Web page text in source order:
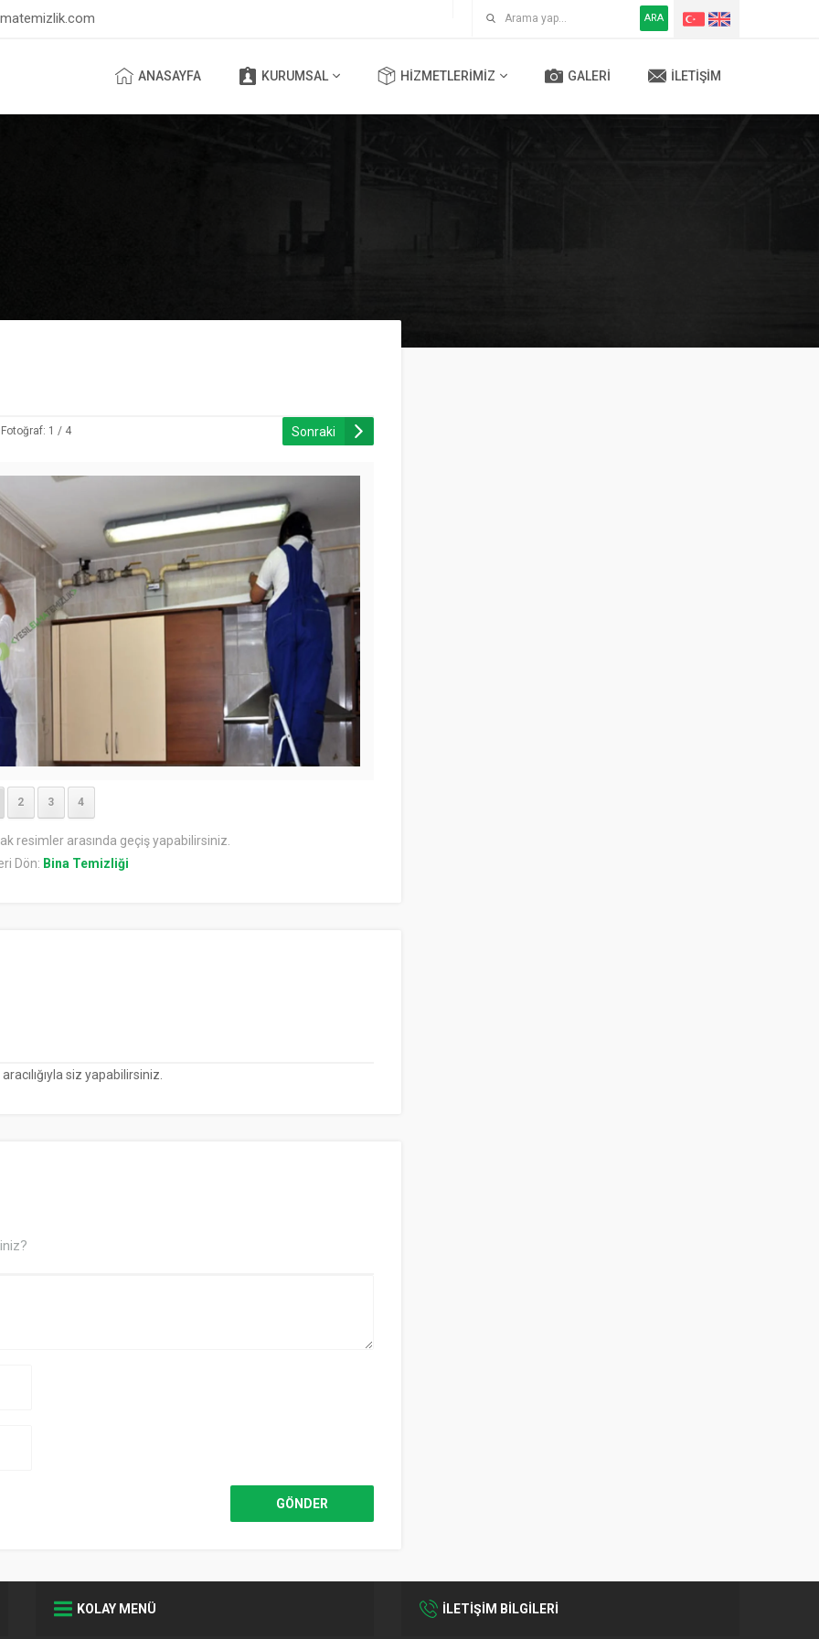
ARA
ANASAYFA KURUMSAL HIZMETLERIMIZ GALERI İLETIŞIM
Fotoğraf: 1 / 4 Sonraki
2 3 4
resimler arasında geçiş yapabilirsiniz.
Dön: Bina Temizliği
siz yapabilirsiniz.
KOLAY MENÜ İLETİŞİM BİLGİLERİ